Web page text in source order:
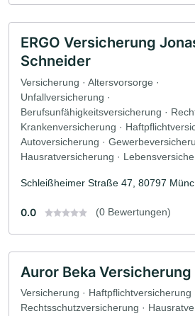
ERGO Versicherung
Schneider
Versicherung · Altersvorsorge ·
Unfallversicherung ·
Berufsunfähigkeitsversicherung ·
Krankenversicherung ·
Autoversicherung ·
Hausratversicherung ·
Schleißheimer Straße 47, 80797
0.0 (0 Bewertungen)
Auror Beka Versicherung
Versicherung · Haftpflichtversicherung
Rechtsschutzversicherung ·